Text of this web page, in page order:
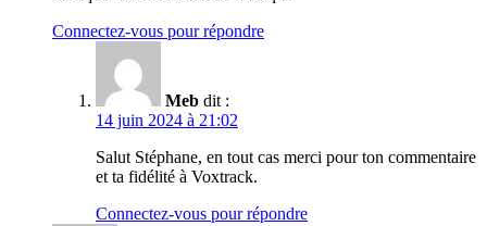
Connectez-vous pour répondre
Meb dit :
14 juin 2024 à 21:02
Salut Stéphane, en tout cas merci pour ton commentaire
et ta fidélité à Voxtrack.
Connectez-vous pour répondre